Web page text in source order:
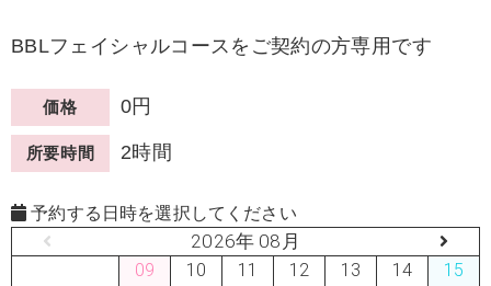
BBLフェイシャルコースをご契約の方専用です
価格 0円
所要時間 2時間
予約する日時を選択してください
2026年 08月
09
10
11
12
13
14
15